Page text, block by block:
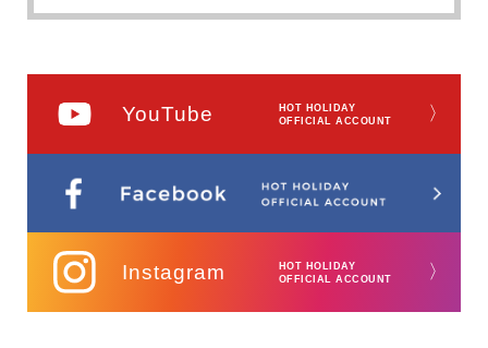
YouTube
HOT HOLIDAY
OFFICIAL ACCOUNT
〉
Instagram
HOT HOLIDAY
OFFICIAL ACCOUNT
〉